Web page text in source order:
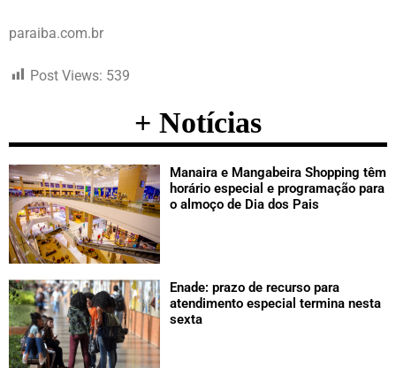
paraiba.com.br
Post Views: 539
+ Notícias
Manaira e Mangabeira Shopping têm
horário especial e programação para
o almoço de Dia dos Pais
Enade: prazo de recurso para
atendimento especial termina nesta
sexta